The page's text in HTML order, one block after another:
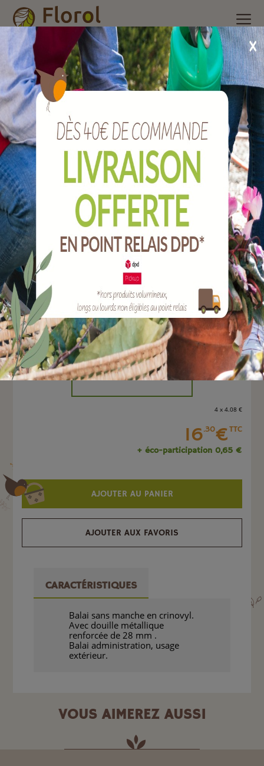
Accueil Nos produits /Brosserie et ménage /Balai /Balai
crinovyl rouge 80 cm sans manche
Balai crinovyl rouge 80 cm sans manche
Ref :
BCR80RSM
EAN :3700279620806
Marque :
SOERGEN Distribution
Quantité :
Unité
-
4 x 4.08 €
16.30€TTC
+ éco-participation 0,65 €
AJOUTER AU PANIER
AJOUTER AUX FAVORIS
CARACTÉRISTIQUES
Balai sans manche en crinovyl.
Avec douille métallique
renforcée de 28 mm .
Balai administration, usage
extérieur.
VOUS AIMEREZ AUSSI